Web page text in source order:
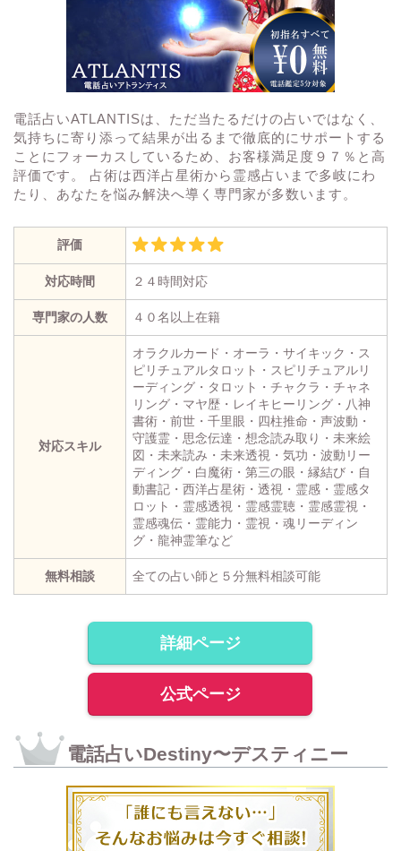
電話占いATLANTISは、ただ当たるだけの占いではなく、
気持ちに寄り添って結果が出るまで徹底的にサポートする
ことにフォーカスしているため、お客様満足度９７％と高
評価です。 占術は西洋占星術から霊感占いまで多岐にわ
たり、あなたを悩み解決へ導く専門家が多数います。
評価
対応時間 ２４時間対応
専門家の人数 ４０名以上在籍
対応スキル
オラクルカード・オーラ・サイキック・ス
ピリチュアルタロット・スピリチュアルリ
ーディング・タロット・チャクラ・チャネ
リング・マヤ歴・レイキヒーリング・八神
書術・前世・千里眼・四柱推命・声波動・
守護霊・思念伝達・想念読み取り・未来絵
図・未来読み・未来透視・気功・波動リー
ディング・白魔術・第三の眼・縁結び・自
動書記・西洋占星術・透視・霊感・霊感タ
ロット・霊感透視・霊感霊聴・霊感霊視・
霊感魂伝・霊能力・霊視・魂リーディン
グ・龍神霊筆など
無料相談 全ての占い師と５分無料相談可能
詳細ページ
公式ページ
電話占いDestiny〜デスティニー